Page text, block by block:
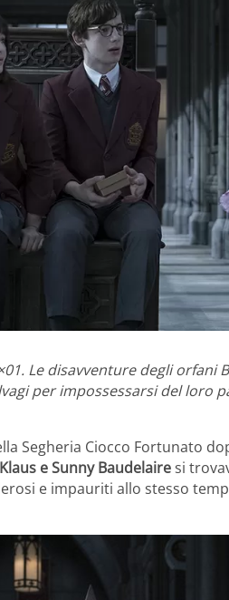
Le disavventure degli orfani
per impossessarsi del loro
Segheria Ciocco Fortunato
e Sunny Baudelairesi
e impauriti allo stesso